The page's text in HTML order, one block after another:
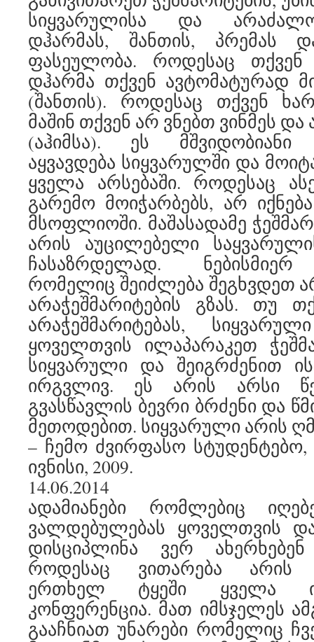
სიყვარულისა და
დჰარმას, შანთის, პრემას
ფასეულობა. როდესაც
დჰარმა თქვენ ავტომატურად
(შანთის). როდესაც თქვენ
მაშინ თქვენ არ ვნებთ ვინმეს
(აჰიმსა). ეს მშვიდობიანი
აყვავდება სიყვარულში და
ყველა არსებაში. როდესაც
გარემო მოიჭარბებს, არ
მსოფლიოში. მაშასადამე
არის აუცილებელი
ჩასაზრდელად. ნებისმიერ
რომელიც შეიძლება შეგხვდეთ
არაჭეშმარიტების გზას. თუ
არაჭეშმარიტებას,
ყოველთვის ილაპარაკეთ
სიყვარული და შეიგრძენით
ირგვლივ. ეს არის არსი
გვასწავლის ბევრი ბრძენი და
მეთოდებით. სიყვარული არის
– ჩემო ძვირფასო სტუდენტებო,
ივნისი, 2009.
14.06.2014
ადამიანები რომლებიც
ვალდებულებას ყოველთვის
დისციპლინა ვერ
როდესაც ვითარება არის
ერთხელ ტყეში ყველა
კონფერენცია. მათ იმსჯელეს
გააჩნიათ უნარები რომელიც